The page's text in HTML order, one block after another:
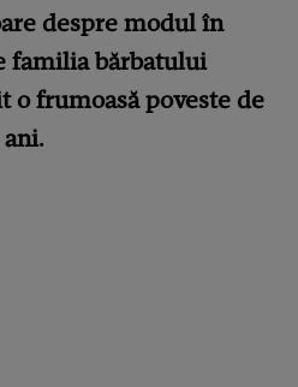
despre modul în
familia bărbatului
o frumoasă poveste de